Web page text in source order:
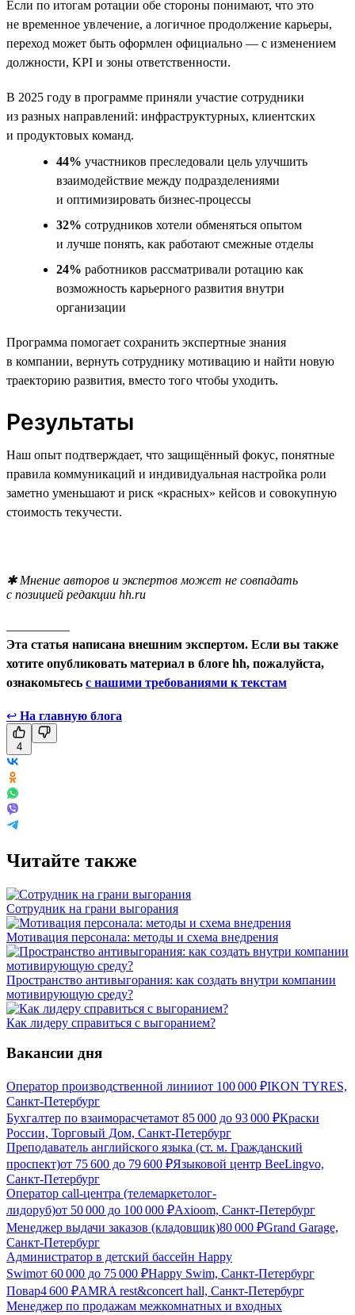
Если по итогам ротации обе стороны понимают, что это
не временное увлечение, а логичное продолжение карьеры,
переход может быть оформлен официально — с изменением
должности, KPI и зоны ответственности.
В 2025 году в программе приняли участие сотрудники
из разных направлений: инфраструктурных, клиентских
и продуктовых команд.
44% участников преследовали цель улучшить
взаимодействие между подразделениями
и оптимизировать бизнес-процессы
32% сотрудников хотели обменяться опытом
и лучше понять, как работают смежные отделы
24% работников рассматривали ротацию как
возможность карьерного развития внутри
организации
Программа помогает сохранить экспертные знания
в компании, вернуть сотруднику мотивацию и найти новую
траекторию развития, вместо того чтобы уходить.
Результаты
Наш опыт подтверждает, что защищённый фокус, понятные
правила коммуникаций и индивидуальная настройка роли
заметно уменьшают и риск «красных» кейсов и совокупную
стоимость текучести.
✱ Мнение авторов и экспертов может не совпадать
с позицией редакции hh.ru
Эта статья написана внешним экспертом. Если вы также
хотите опубликовать материал в блоге hh, пожалуйста,
ознакомьтесь с нашими требованиями к текстам
↩ На главную блога
4
Читайте также
Сотрудник на грани выгорания
Мотивация персонала: методы и схема внедрения
Пространство антивыгорания: как создать внутри компании
мотивирующую среду?
Как лидеру справиться с выгоранием?
Вакансии дня
Оператор производственной линииот 100 000 ₽IKON TYRES,
Санкт-Петербург
Бухгалтер по взаиморасчетамот 85 000 до 93 000 ₽Краски
России, Торговый Дом, Санкт-Петербург
Преподаватель английского языка (ст. м. Гражданский
проспект)от 75 600 до 79 600 ₽Языковой центр BeeLingvo,
Санкт-Петербург
Оператор call-центра (телемаркетолог-
лидоруб)от 50 000 до 100 000 ₽Axioom, Санкт-Петербург
Менеджер выдачи заказов (кладовщик)80 000 ₽Grand Garage,
Санкт-Петербург
Администратор в детский бассейн Happy
Swimот 60 000 до 75 000 ₽Happy Swim, Санкт-Петербург
Повар4 600 ₽AMRA rest&concert hall, Санкт-Петербург
Менеджер по продажам межкомнатных и входных